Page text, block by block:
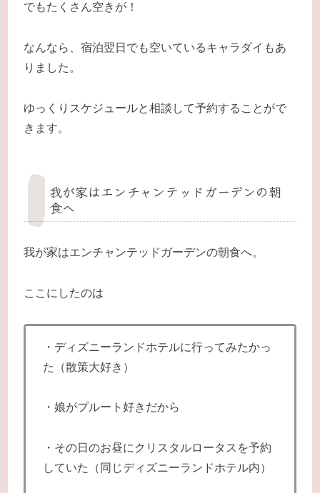
でもたくさん空きが！
なんなら、宿泊翌日でも空いているキャラダイもあ
りました。
ゆっくりスケジュールと相談して予約することがで
きます。
我が家はエンチャンテッドガーデンの朝
食へ
我が家はエンチャンテッドガーデンの朝食へ。
ここにしたのは
・ディズニーランドホテルに行ってみたかっ
た（散策大好き）
・娘がプルート好きだから
・その日のお昼にクリスタルロータスを予約
していた（同じディズニーランドホテル内）